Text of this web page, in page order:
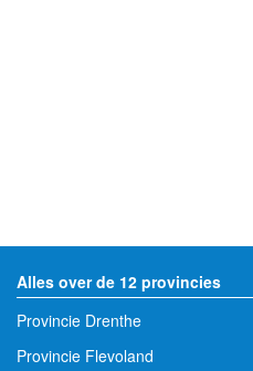
Alles over de 12 provincies
Provincie Drenthe
Provincie Flevoland